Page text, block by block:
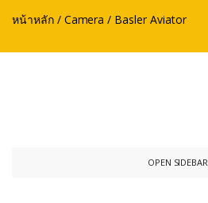
หน้าหลัก/ Camera / Basler Aviator
OPEN SIDEBAR